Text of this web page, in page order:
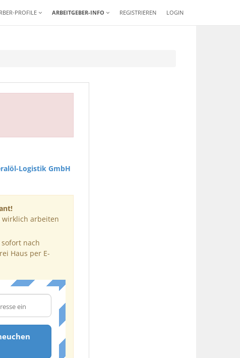
REGISTRIEREN LOGIN
PROFILE ARBEITGEBER-INFO
Logistik GmbH
wirklich arbeiten
nach
Haus per E-